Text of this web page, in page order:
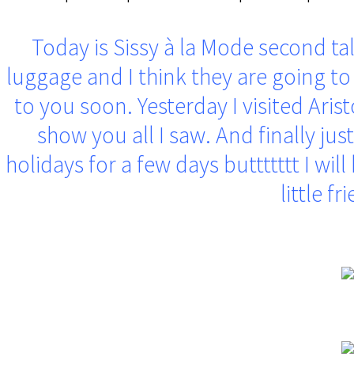
Today is Sissy à la Mode second
luggage and I think they are going
to you soon. Yesterday I visited
show you all I saw. And finally
holidays for a few days buttttttt I
little